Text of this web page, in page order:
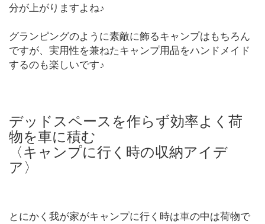
分が上がりますよね♪
グランピングのように素敵に飾るキャンプはもちろん
ですが、実用性を兼ねたキャンプ用品をハンドメイド
するのも楽しいです♪
デッドスペースを作らず効率よく荷
物を車に積む
〈キャンプに行く時の収納アイデ
ア〉
とにかく我が家がキャンプに行く時は車の中は荷物で